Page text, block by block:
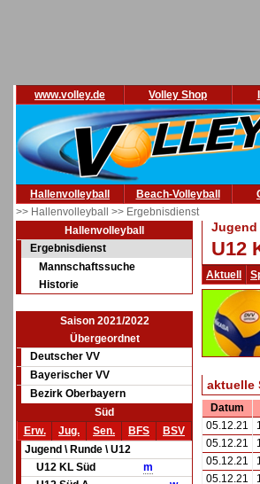
www.volley.de Volley Shop
Hallenvolleyball Beach-Volleyball
>> Hallenvolleyball >> Ergebnisdienst
Hallenvolleyball
Ergebnisdienst
Mannschaftssuche
Historie
Saison 2021/2022
Übergeordnet
Deutscher VV
Bayerischer VV
Bezirk Oberbayern
Süd
Erw.
Jug. Sen. BFS
BSV
Jugend \ Runde \ U12
U12 KL Süd
m
Jugend
U12
Aktuell
aktuelle
Datum
05.12.21
05.12.21
05.12.21
05.12.21